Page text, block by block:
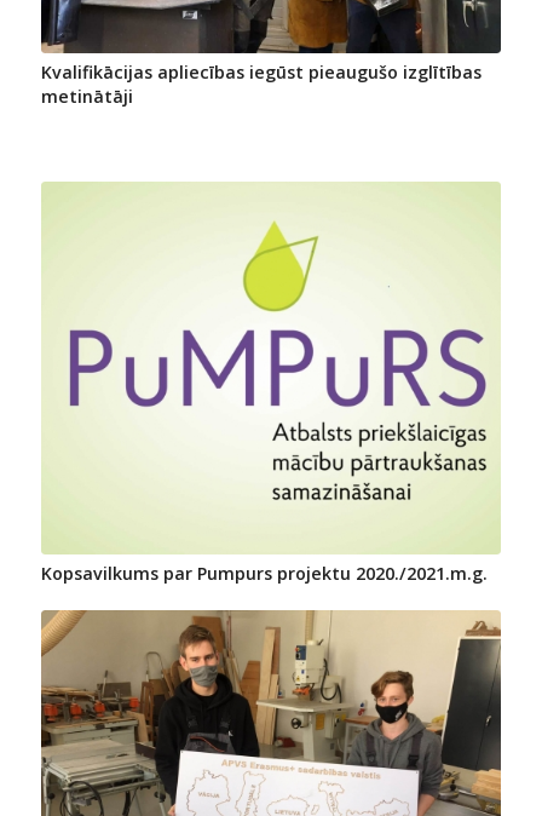
Kvalifikācijas apliecības iegūst pieaugušo izglītības
metinātāji
Kopsavilkums par Pumpurs projektu 2020./2021.m.g.